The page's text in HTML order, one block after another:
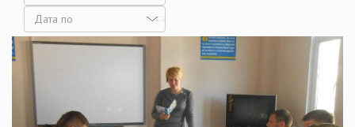
Дата
Дата